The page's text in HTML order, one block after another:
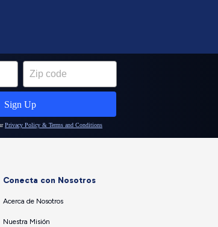
Conecta con Nosotros
Acerca de Nosotros
Nuestra Misión